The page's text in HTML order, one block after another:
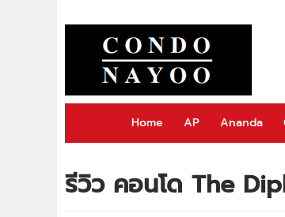
Home AP Ananda
รีวิว คอนโด The